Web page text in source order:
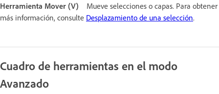
Herramienta Mover (V)
Mueve selecciones o capas. Para obtener
más información, consulte Desplazamiento de una selección.
Cuadro de herramientas en el modo
Avanzado